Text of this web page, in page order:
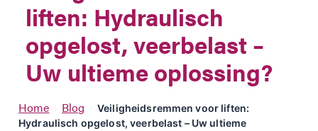
25462 Rellingen
info@atek.de
+49 4101 7953-0
Chat openen
liften: Hydraulisch
opgelost, veerbelast –
Uw ultieme oplossing?
Home Blog
Veiligheidsremmen voor liften:
Hydraulisch opgelost, veerbelast – Uw ultieme